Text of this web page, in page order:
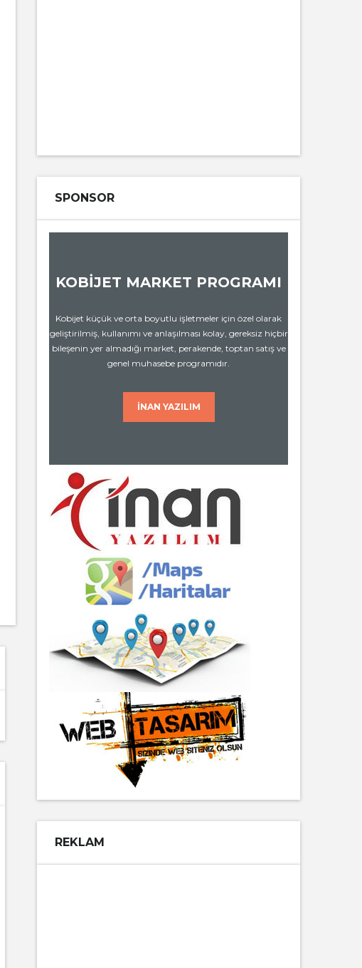
SPONSOR
KOBİJET MARKET PROGRAMI
Kobijet küçük ve orta boyutlu işletmeler için özel olarak
geliştirilmiş, kullanımı ve anlaşılması kolay, gereksiz hiçbir
bileşenin yer almadığı market, perakende, toptan satış ve
genel muhasebe programıdır.
İNAN YAZILIM
REKLAM